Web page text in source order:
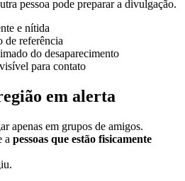
pessoa pode preparar a divulgação.
e nítida
de referência
do desaparecimento
para contato
em alerta
apenas em grupos de amigos.
a pessoas que estão fisicamente